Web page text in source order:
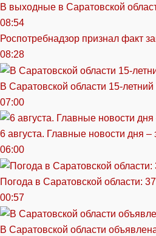
В выходные в Саратовской
08:54
Роспотребнадзор признал факт
08:28
В Саратовской области 15-
07:00
6 августа. Главные новости дня –
06:00
Погода в Саратовской области:
00:57
В Саратовской области